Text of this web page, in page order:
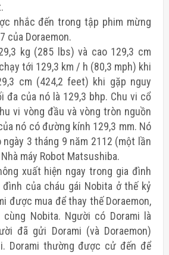
nhắc đến trong tập phim mừng
của Doraemon.
kg (285 lbs) và cao 129,3 cm
tới 129,3 km / h (80,3 mph) khi
cm (424,2 feet) khi gặp nguy
đa của nó là 129,3 bhp. Chu vi cổ
vi vòng đầu và vòng tròn nguồn
nó có đường kính 129,3 mm. Nó
3 tháng 9 năm 2112 (một lần
máy Robot Matsushiba.
xuất hiện ngay trong gia đình
của cháu gái Nobita ở thế kỷ
được mua để thay thế Doraemon,
Nobita. Người có Dorami là
đã gửi Dorami (và Doraemon)
Dorami thường được cử đến để